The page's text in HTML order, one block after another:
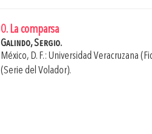
0. La comparsa
Galindo, Sergio.
México, D. F.: Universidad Veracruzana
(Serie del Volador).